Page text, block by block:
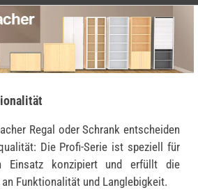
Regal oder Schrank entscheiden
Die Profi-Serie ist speziell für
Einsatz konzipiert und erfüllt die
Funktionalität und Langlebigkeit.